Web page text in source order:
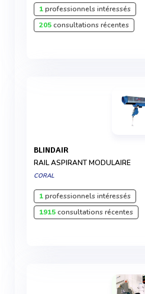
1professionnels intéressés
205consultations récentes
BLINDAIR
RAIL ASPIRANT MODULAIRE
CORAL
1professionnels intéressés
1915consultations récentes